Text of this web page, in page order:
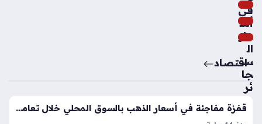
النا
دي
الم
ص
ري
تنه
ي
رح
لته
في
أس
عار
ال
س
جا
ئر
بال
س
اقتصاد
قفزة مفاجئة في أسعار الذهب بالسوق المحلي خلال تعاملات السبت بقيمة 25 جنيهًا